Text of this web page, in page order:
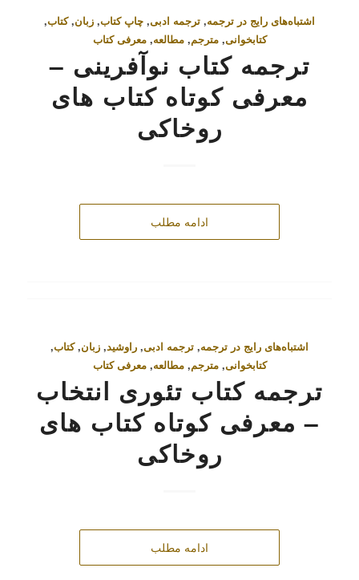
اشتباه‌های رایج در ترجمه, ترجمه ادبی, چاپ کتاب, زبان,کتاب,
کتابخوانی,مترجم,مطالعه,معرفی کتاب
ترجمه کتاب نوآفرینی –
معرفی کوتاه کتاب‌ های
روخاکی
ادامه مطلب
اشتباه‌های رایج در ترجمه, ترجمه ادبی, راوشید, زبان,کتاب,
کتابخوانی,مترجم,مطالعه,معرفی کتاب
ترجمه کتاب تئوری انتخاب
– معرفی کوتاه کتاب‌ های
روخاکی
ادامه مطلب